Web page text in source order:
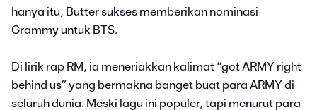
hanya itu, Butter sukses memberikan nominasi
Grammy untuk BTS.
Di lirik rap RM, ia meneriakkan kalimat “got ARMY right
behind us” yang bermakna banget buat para ARMY di
seluruh dunia. Meski lagu ini populer, tapi menurut para